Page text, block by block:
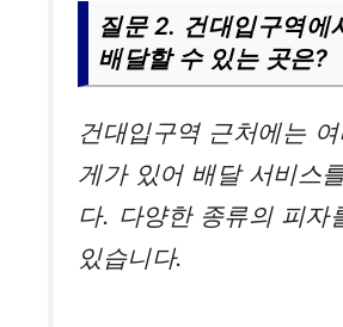
질문 2. 건대입구역에
배달할 수 있는 곳은?
건대입구역 근처에는
게가 있어 배달 서비스
다. 다양한 종류의 피자
있습니다.